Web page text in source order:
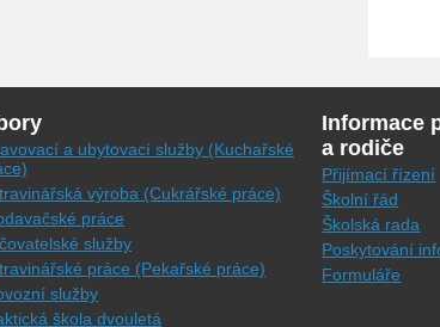
a ubytovací služby (Kuchařské
výroba (Cukrářské práce)
práce
služby
práce (Pekařské práce)
služby
škola dvouletá
Informace
a rodiče
Přijímací řízení
Školní řád
Školská rada
Poskytování
Formuláře